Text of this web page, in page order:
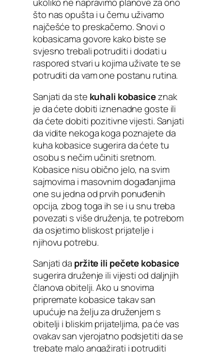
što nas opušta i u čemu uživamo
najčešće to preskačemo. Snovi o
kobasicama govore kako biste se
svjesno trebali potruditi i dodati u
raspored stvari u kojima uživate te se
potruditi da vam one postanu rutina.
Sanjati da ste kuhali kobasiceznak
je da ćete dobiti iznenadne goste ili
da ćete dobiti pozitivne vijesti. Sanjati
da vidite nekoga koga poznajete da
kuha kobasice sugerira da ćete tu
osobu s nečim učiniti sretnom.
Kobasice nisu obično jelo, na svim
sajmovima i masovnim događanjima
one su jedna od prvih ponuđenih
opcija, zbog toga ih se i u snu treba
povezati s više druženja, te potrebom
da osjetimo bliskost prijatelje i
njihovu potrebu.
Sanjati da pržite ili pečete kobasice
sugerira druženje ili vijesti od daljnjih
članova obitelji. Ako u snovima
pripremate kobasice takav san
upućuje na želju za druženjem s
obitelji i bliskim prijateljima, pa će vas
ovakav san vjerojatno podsjetiti da se
trebate malo angažirati i potruditi